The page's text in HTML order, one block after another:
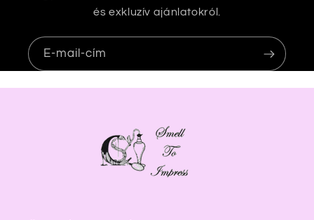
és exkluzív ajánlatokról.
E-mail-cím